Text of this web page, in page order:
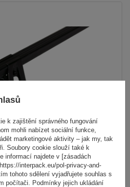
Supra 2
k zajištění správného fungování
mohli nabízet sociální funkce,
marketingové aktivity – jak my, tak
Soubory cookie slouží také k
informací najdete v [zásadách
interpack.eu/pol-privacy-and-
tohoto sdělení vyjadřujete souhlas s
počítači. Podmínky jejich ukládání